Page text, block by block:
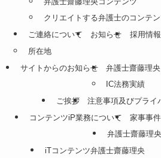
クリエイトする弁護士のコンテ
ご連絡について
所在地
お知らせ 採用情
サイトからのお知らせ
弁護士齋藤理
IC法務実績
ご挨拶
注意事項及びプライ
コンテンツiP業務について
家事事
弁護士齋藤理央
iTコンテンツ弁護士齋藤理央